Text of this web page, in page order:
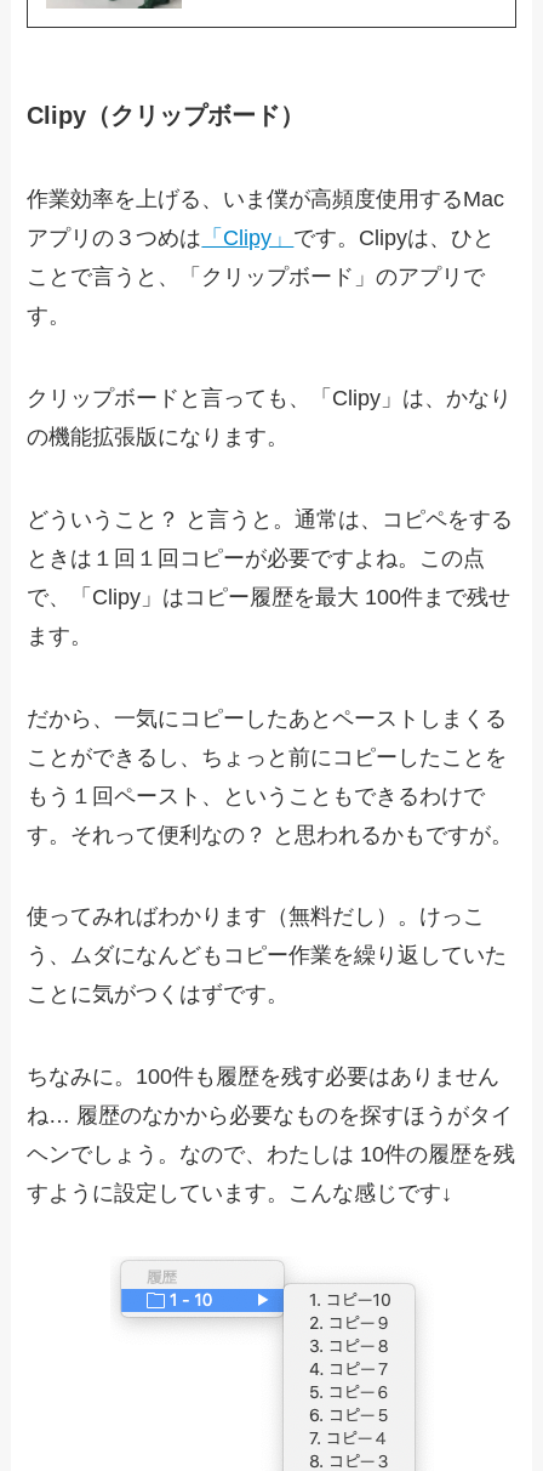
Clipy（クリップボード）
作業効率を上げる、いま僕が高頻度使用するMac
アプリの３つめは 「Clipy」 です。Clipyは、ひと
ことで言うと、「クリップボード」のアプリで
す。
クリップボードと言っても、「Clipy」は、かなり
の機能拡張版になります。
どういうこと？ と言うと。通常は、コピペをする
ときは１回１回コピーが必要ですよね。この点
で、「Clipy」はコピー履歴を最大 100件まで残せ
ます。
だから、一気にコピーしたあとペーストしまくる
ことができるし、ちょっと前にコピーしたことを
もう１回ペースト、ということもできるわけで
す。それって便利なの？ と思われるかもですが。
使ってみればわかります（無料だし）。けっこ
う、ムダになんどもコピー作業を繰り返していた
ことに気がつくはずです。
ちなみに。100件も履歴を残す必要はありません
ね… 履歴のなかから必要なものを探すほうがタイ
ヘンでしょう。なので、わたしは 10件の履歴を残
すように設定しています。こんな感じです↓